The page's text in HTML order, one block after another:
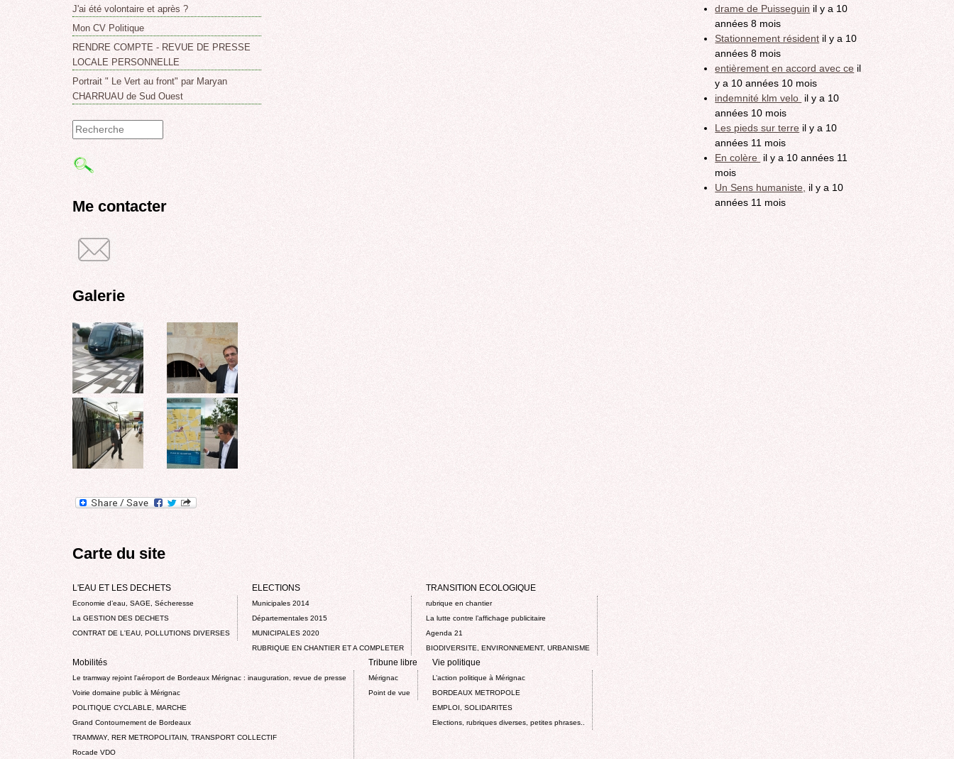
J'ai été volontaire et après ?
Mon CV Politique
RENDRE COMPTE - REVUE DE PRESSE
LOCALE PERSONNELLE
Portrait " Le Vert au front" par Maryan
CHARRUAU de Sud Ouest
Formulaire
de
Me contacter
Galerie
drame de Puisseguin il y a 10
années 8 mois
Stationnement résident il y a 10
années 8 mois
entièrement en accord avec ce il
y a 10 années 10 mois
indemnité klm velo il y a 10
années 10 mois
Les pieds sur terre il y a 10
années 11 mois
En colère il y a 10 années 11
mois
Un Sens humaniste, il y a 10
années 11 mois
Carte du site
L'EAU ET LES DECHETS
Economie d’eau, SAGE, Sécheresse
La GESTION DES DECHETS
CONTRAT DE L'EAU, POLLUTIONS DIVERSES
ELECTIONS
Municipales 2014
Départementales 2015
MUNICIPALES 2020
RUBRIQUE EN CHANTIER ET A COMPLETER
TRANSITION ECOLOGIQUE
rubrique en chantier
La lutte contre l’affichage publicitaire
Agenda 21
BIODIVERSITE, ENVIRONNEMENT, URBANISME
Mobilités
Le tramway rejoint l'aéroport de Bordeaux Mérignac : inauguration, revue de presse
Voirie domaine public à Mérignac
POLITIQUE CYCLABLE, MARCHE
Grand Contournement de Bordeaux
TRAMWAY, RER METROPOLITAIN, TRANSPORT COLLECTIF
Rocade VDO
Tribune libre
Mérignac
Point de vue
Vie politique
L’action politique à Mérignac
BORDEAUX METROPOLE
EMPLOI, SOLIDARITES
Elections, rubriques diverses, petites phrases..